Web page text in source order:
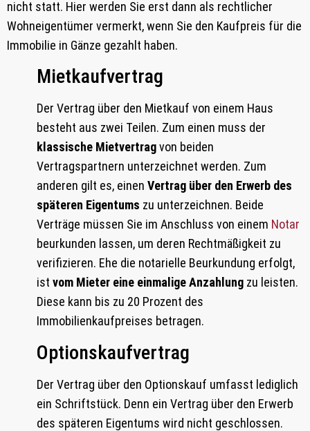
nicht statt. Hier werden Sie erst dann als rechtlicher
Wohneigentümer vermerkt, wenn Sie den Kaufpreis für die
Immobilie in Gänze gezahlt haben.
Mietkaufvertrag
Der Vertrag über den Mietkauf von einem Haus
besteht aus zwei Teilen. Zum einen muss der
klassische Mietvertragvon beiden
Vertragspartnern unterzeichnet werden. Zum
anderen gilt es, einen Vertrag über den Erwerb des
späteren Eigentums zu unterzeichnen. Beide
Verträge müssen Sie im Anschluss von einem Notar
beurkunden lassen, um deren Rechtmäßigkeit zu
verifizieren. Ehe die notarielle Beurkundung erfolgt,
ist vom Mieter eine einmalige Anzahlungzu leisten.
Diese kann bis zu 20 Prozent des
Immobilienkaufpreises betragen.
Optionskaufvertrag
Der Vertrag über den Optionskauf umfasst lediglich
ein Schriftstück. Denn ein Vertrag über den Erwerb
des späteren Eigentums wird nicht geschlossen.